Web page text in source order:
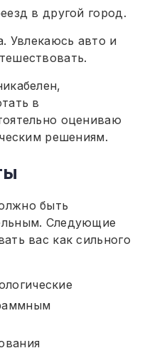
в другой город.
Увлекаюсь авто и
в
оцениваю
решениям.
быть
Следующие
вас как сильного